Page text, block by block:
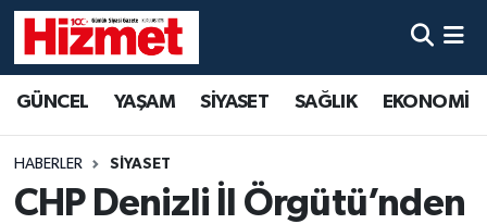
GÜNCEL YAŞAM SİYASET SAĞLIK EKONOMİ
HABERLER SİYASET
CHP Denizli İl Örgütü’nden
YAŞAM
SİYASET
Denizli Hava Durumu
Denizli Trafik Yoğunluk Haritası